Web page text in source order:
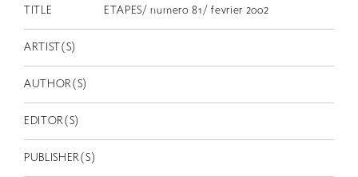
JP
EN
TITLE ETAPES/ numero 81/ fevrier 2002
ARTIST(S)
AUTHOR(S)
EDITOR(S)
PUBLISHER(S)